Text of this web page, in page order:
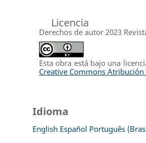
Licencia
Derechos de autor 2023
Esta obra está bajo una
Creative Commons Atribución
Idioma
English Español Português